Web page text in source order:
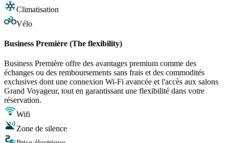
Climatisation
Vélo
Business Première (The flexibility)
Business Première offre des avantages premium comme des
échanges ou des remboursements sans frais et des commodités
exclusives dont une connexion Wi-Fi avancée et l'accès aux salons
Grand Voyageur, tout en garantissant une flexibilité dans votre
réservation.
Wifi
Zone de silence